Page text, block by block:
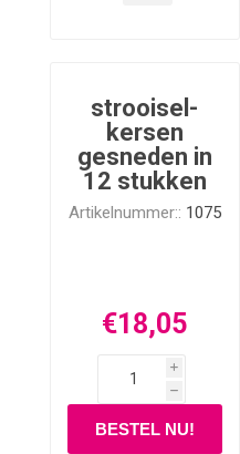
strooisel-
kersen
gesneden in
12 stukken
Artikelnummer:: 1075
€18,05
i
h